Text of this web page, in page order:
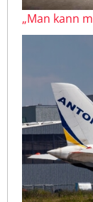
„Man kann